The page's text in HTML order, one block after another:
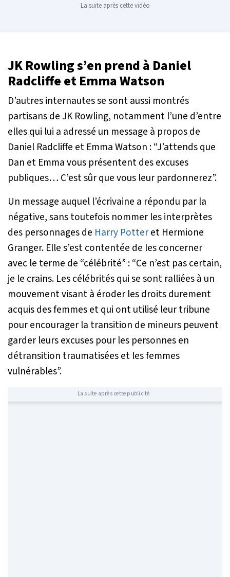
La suite après cette vidéo
JK Rowling s’en prend à Daniel
Radcliffe et Emma Watson
D’autres internautes se sont aussi montrés
partisans de JK Rowling, notamment l’une d’entre
elles qui lui a adressé un message à propos de
Daniel Radcliffe et Emma Watson :“J’attends que
Dan et Emma vous présentent des excuses
publiques… C’est sûr que vous leur pardonnerez”.
Un message auquel l’écrivaine a répondu par la
négative, sans toutefois nommer les interprètes
des personnages de Harry Potteret Hermione
Granger. Elle s’est contentée de les concerner
avec le terme de “célébrité” :“Ce n’est pas certain,
je le crains. Les célébrités qui se sont ralliées à un
mouvement visant à éroder les droits durement
acquis des femmes et qui ont utilisé leur tribune
pour encourager la transition de mineurs peuvent
garder leurs excuses pour les personnes en
détransition traumatisées et les femmes
vulnérables”.
La suite après cette publicité